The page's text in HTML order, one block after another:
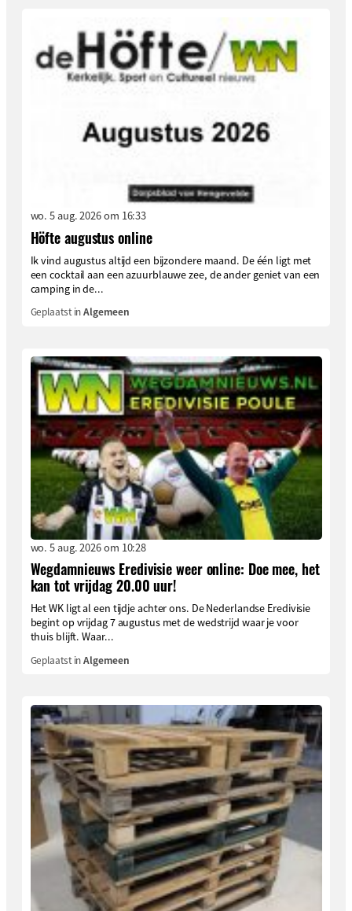
wo. 5 aug. 2026 om 16:33
Höfte augustus online
Ik vind augustus altijd een bijzondere maand. De één ligt met
een cocktail aan een azuurblauwe zee, de ander geniet van een
camping in de...
Geplaatst inAlgemeen
wo. 5 aug. 2026 om 10:28
Wegdamnieuws Eredivisie weer online: Doe mee, het
kan tot vrijdag 20.00 uur!
Het WK ligt al een tijdje achter ons. De Nederlandse Eredivisie
begint op vrijdag 7 augustus met de wedstrijd waar je voor
thuis blijft. Waar...
Geplaatst inAlgemeen